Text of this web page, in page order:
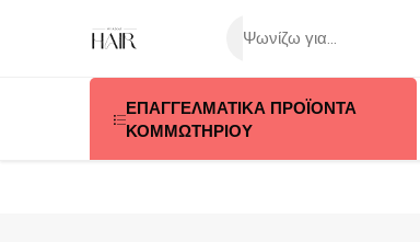
ΕΠΑΓΓΕΛΜΑΤΙΚΑ ΠΡΟΪΟΝΤΑ
ΚΟΜΜΩΤΗΡΙΟΥ